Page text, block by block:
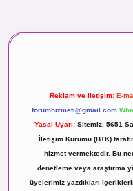
Reklam ve İletişim: E-
forumhizmeti@gmail.com
Yasal Uyarı: Sitemiz, 5651
İletişim Kurumu (BTK)
hizmet vermektedir. Bu
denetleme veya araştırma
üyelerimiz yazdıkları